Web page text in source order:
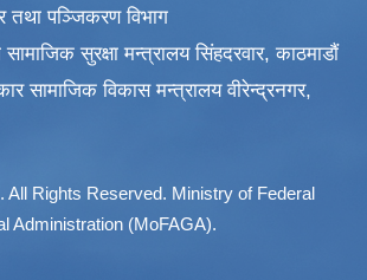
तथा पञ्जिकरण विभाग
सुरक्षा मन्त्रालय सिंहदरवार, काठमाडाैं
सामाजिक विकास मन्त्रालय वीरेन्द्रनगर,
All Rights Reserved. Ministry of Federal
Administration (MoFAGA).